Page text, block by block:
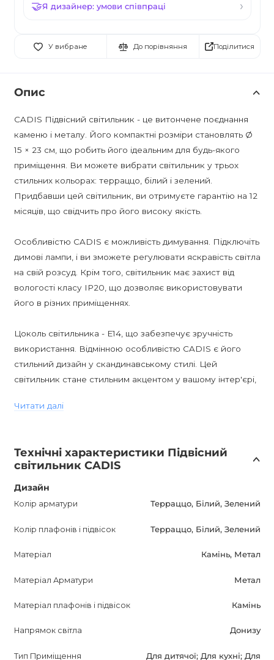
Я дизайнер: умови співпраці
У вибране До порівняння Поділитися
Опис
CADIS Підвісний світильник - це витончене поєднання
каменю і металу. Його компактні розміри становлять Ø
15 × 23 см, що робить його ідеальним для будь-якого
приміщення. Ви можете вибрати світильник у трьох
стильних кольорах: терраццо, білий і зелений.
Придбавши цей світильник, ви отримуєте гарантію на 12
місяців, що свідчить про його високу якість.
Особливістю CADIS є можливість димування. Підключіть
димові лампи, і ви зможете регулювати яскравість світла
на свій розсуд. Крім того, світильник має захист від
вологості класу IP20, що дозволяє використовувати
його в різних приміщеннях.
Цоколь світильника - E14, що забезпечує зручність
використання. Відмінною особливістю CADIS є його
стильний дизайн у скандинавському стилі. Цей
світильник стане стильним акцентом у вашому інтер'єрі,
передпокій, а також кафе, бари і ресторани. Його
універсальність дозволяє вам використовувати й
насолоджуватися прекрасним освітленням в будь-якій
обстановці.
Придбайте CADIS Підвісний світильник в інтернет-
найпривабливіших цін. Ми гарантуємо якість товару і
швидку доставку по всій Україні. Не пропустіть
Читати далі
Технічні характеристики Підвісний
світильник CADIS
Дизайн
Колір арматури Терраццо, Білий, Зелений
Колір плафонів і підвісок Терраццо, Білий, Зелений
Матеріал Камінь, Метал
Матеріал Арматури Метал
Матеріал плафонів і підвісок Камінь
Напрямок світла Донизу
Тип Приміщення Для дитячої; Для кухні; Для